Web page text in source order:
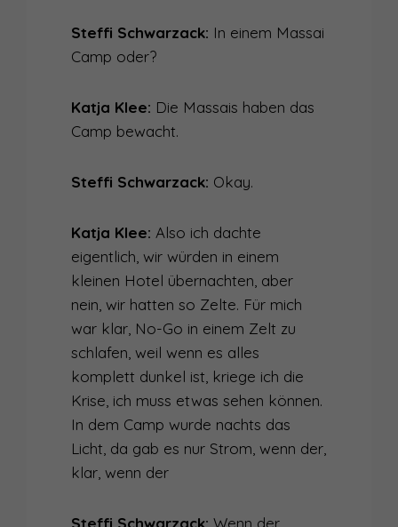
Steffi Schwarzack: In einem Massai
Camp oder?
Katja Klee: Die Massais haben das
Camp bewacht.
Steffi Schwarzack: Okay.
Katja Klee: Also ich dachte
eigentlich, wir würden in einem
kleinen Hotel übernachten, aber
nein, wir hatten so Zelte. Für mich
war klar, No-Go in einem Zelt zu
schlafen, weil wenn es alles
komplett dunkel ist, kriege ich die
Krise, ich muss etwas sehen können.
In dem Camp wurde nachts das
Licht, da gab es nur Strom, wenn der,
klar, wenn der
Steffi Schwarzack: Wenn der